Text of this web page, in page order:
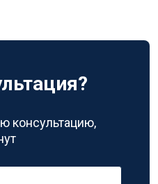
консультацию,